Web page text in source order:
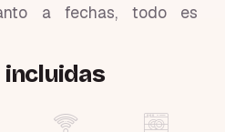
a fechas, todo es